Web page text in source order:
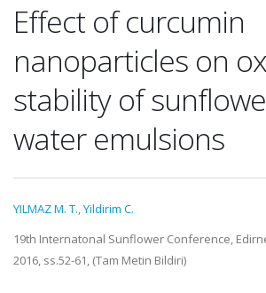
Effect of curcumin
nanoparticles on
stability of
water emulsions
YILMAZ M. T.,Yildirim C.
19th Internatonal Sunflower Conference,
2016, ss.52-61, (Tam Metin Bildiri)